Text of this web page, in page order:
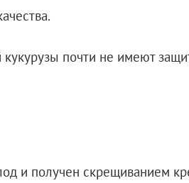
почти не имеют
и получен скрещиванием